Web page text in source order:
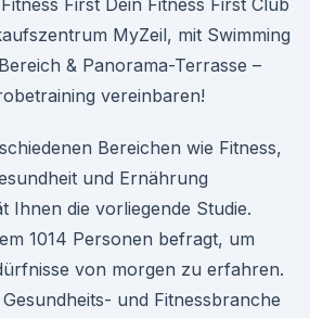
First Dein Fitness First Club
MyZeil, mit Swimming
& Panorama-Terrasse –
vereinbaren!
Bereichen wie Fitness,
und Ernährung
Ihnen die vorliegende Studie.
1014 Personen befragt, um
von morgen zu erfahren.
und Fitnessbranche